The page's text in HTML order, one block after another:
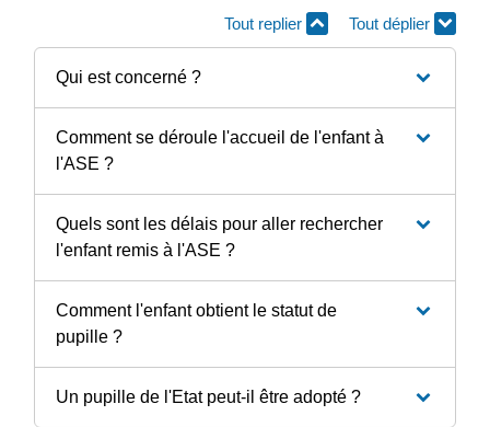
Tout replier Tout déplier
Qui est concerné ?
Comment se déroule l'accueil de l'enfant à
l'ASE ?
Quels sont les délais pour aller rechercher
l'enfant remis à l'ASE ?
Comment l'enfant obtient le statut de
pupille ?
Un pupille de l'Etat peut-il être adopté ?